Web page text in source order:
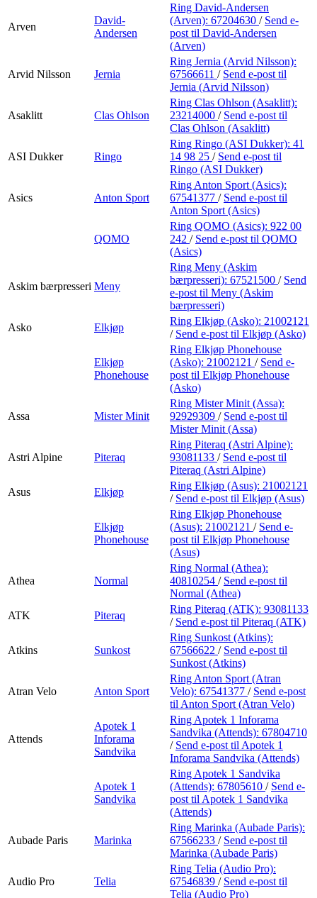
Arven
David-
Andersen
Ring David-Andersen
(Arven): 67204630 / Send e-
post til David-Andersen
(Arven)
Arvid Nilsson Jernia
Ring Jernia (Arvid Nilsson):
67566611 / Send e-post til
Jernia (Arvid Nilsson)
Asaklitt Clas Ohlson
Ring Clas Ohlson (Asaklitt):
23214000 / Send e-post til
Clas Ohlson (Asaklitt)
ASI Dukker Ringo
Ring Ringo (ASI Dukker): 41
14 98 25 / Send e-post til
Ringo (ASI Dukker)
Asics Anton Sport
Ring Anton Sport (Asics):
67541377 / Send e-post til
Anton Sport (Asics)
QOMO
Ring QOMO (Asics): 922 00
242 / Send e-post til QOMO
(Asics)
Askim bærpresseri Meny
Ring Meny (Askim
bærpresseri): 67521500 / Send
e-post til Meny (Askim
bærpresseri)
Asko
Elkjøp
Ring Elkjøp (Asko): 21002121
/ Send e-post til Elkjøp (Asko)
Elkjøp
Phonehouse
Ring Elkjøp Phonehouse
(Asko): 21002121 / Send e-
post til Elkjøp Phonehouse
(Asko)
Assa Mister Minit
Ring Mister Minit (Assa):
92929309 / Send e-post til
Mister Minit (Assa)
Astri Alpine Piteraq
Ring Piteraq (Astri Alpine):
93081133 / Send e-post til
Piteraq (Astri Alpine)
Asus
Elkjøp
Ring Elkjøp (Asus): 21002121
/ Send e-post til Elkjøp (Asus)
Elkjøp
Phonehouse
Ring Elkjøp Phonehouse
(Asus): 21002121 / Send e-
post til Elkjøp Phonehouse
(Asus)
Athea Normal
Ring Normal (Athea):
40810254 / Send e-post til
Normal (Athea)
ATK
Piteraq
Ring Piteraq (ATK): 93081133
/ Send e-post til Piteraq (ATK)
Atkins Sunkost
Ring Sunkost (Atkins):
67566622 / Send e-post til
Sunkost (Atkins)
Atran Velo Anton Sport
Ring Anton Sport (Atran
Velo): 67541377 / Send e-post
til Anton Sport (Atran Velo)
Attends
Apotek 1
Inforama
Sandvika
Ring Apotek 1 Inforama
Sandvika (Attends): 67804710
/ Send e-post til Apotek 1
Inforama Sandvika (Attends)
Apotek 1
Sandvika
Ring Apotek 1 Sandvika
(Attends): 67805610 / Send e-
post til Apotek 1 Sandvika
(Attends)
Aubade Paris Marinka
Ring Marinka (Aubade Paris):
67566233 / Send e-post til
Marinka (Aubade Paris)
Audio Pro Telia
Ring Telia (Audio Pro):
67546839 / Send e-post til
Telia (Audio Pro)